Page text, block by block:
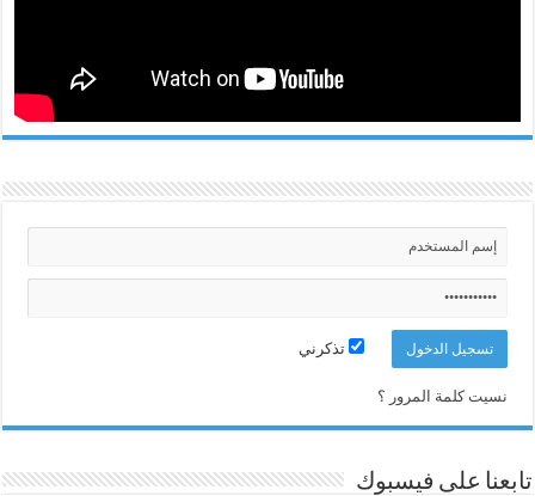
تذكرني
نسيت كلمة المرور ؟
تابعنا على فيسبوك